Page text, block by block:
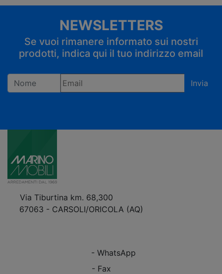
NEWSLETTERS
Se vuoi rimanere informato sui nostri
prodotti, indica qui il tuo indirizzo email
Invia
Via Tiburtina km. 68,300
67063 - CARSOLI/ORICOLA (AQ)
- WhatsApp
- Fax